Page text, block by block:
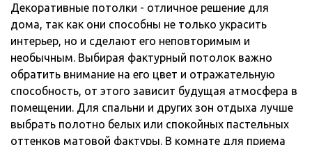
Декоративные потолки - отличное решение для
дома, так как они способны не только украсить
интерьер, но и сделают его неповторимым и
необычным. Выбирая фактурный потолок важно
обратить внимание на его цвет и отражательную
способность, от этого зависит будущая атмосфера в
помещении. Для спальни и других зон отдыха лучше
выбрать полотно белых или спокойных пастельных
оттенков матовой фактуры. В комнате для приема